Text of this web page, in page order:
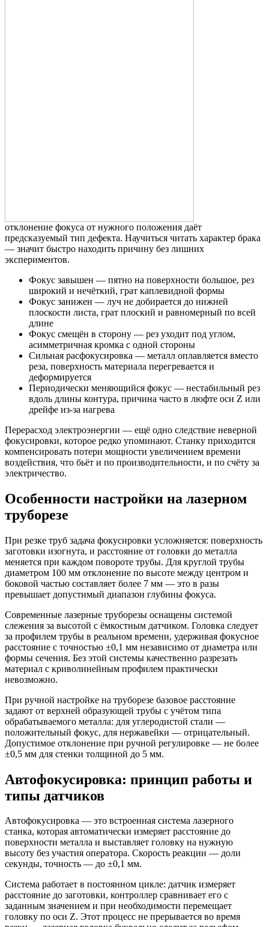
отклонение фокуса от нужного положения даёт
предсказуемый тип дефекта. Научиться читать характер брака
— значит быстро находить причину без лишних
экспериментов.
Фокус завышен — пятно на поверхности большое, рез
широкий и нечёткий, грат каплевидной формы
Фокус занижен — луч не добирается до нижней
плоскости листа, грат плоский и равномерный по всей
длине
Фокус смещён в сторону — рез уходит под углом,
асимметричная кромка с одной стороны
Сильная расфокусировка — металл оплавляется вместо
реза, поверхность материала перегревается и
деформируется
Периодически меняющийся фокус — нестабильный рез
вдоль длины контура, причина часто в люфте оси Z или
дрейфе из-за нагрева
Перерасход электроэнергии — ещё одно следствие неверной
фокусировки, которое редко упоминают. Станку приходится
компенсировать потери мощности увеличением времени
воздействия, что бьёт и по производительности, и по счёту за
электричество.
Особенности настройки на лазерном
труборезе
При резке труб задача фокусировки усложняется: поверхность
заготовки изогнута, и расстояние от головки до металла
меняется при каждом повороте трубы. Для круглой трубы
диаметром 100 мм отклонение по высоте между центром и
боковой частью составляет более 7 мм — это в разы
превышает допустимый диапазон глубины фокуса.
Современные лазерные труборезы оснащены системой
слежения за высотой с ёмкостным датчиком. Головка следует
за профилем трубы в реальном времени, удерживая фокусное
расстояние с точностью ±0,1 мм независимо от диаметра или
формы сечения. Без этой системы качественно разрезать
материал с криволинейным профилем практически
невозможно.
При ручной настройке на труборезе базовое расстояние
задают от верхней образующей трубы с учётом типа
обрабатываемого металла: для углеродистой стали —
положительный фокус, для нержавейки — отрицательный.
Допустимое отклонение при ручной регулировке — не более
±0,5 мм для стенки толщиной до 5 мм.
Автофокусировка: принцип работы и
типы датчиков
Автофокусировка — это встроенная система лазерного
станка, которая автоматически измеряет расстояние до
поверхности металла и выставляет головку на нужную
высоту без участия оператора. Скорость реакции — доли
секунды, точность — до ±0,1 мм.
Система работает в постоянном цикле: датчик измеряет
расстояние до заготовки, контроллер сравнивает его с
заданным значением и при необходимости перемещает
головку по оси Z. Этот процесс не прерывается во время